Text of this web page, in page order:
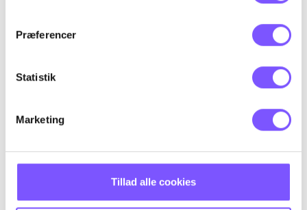
Præferencer
Statistik
Marketing
Tillad alle cookies
TITEL*